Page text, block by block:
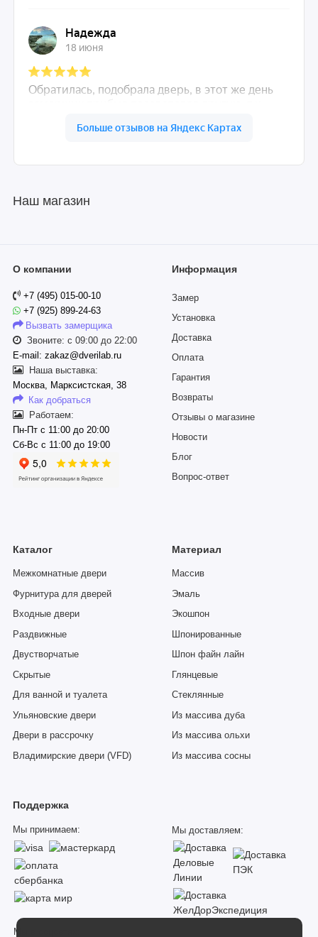
Наш магазин
О компании
+7 (495) 015-00-10
+7 (925) 899-24-63
Вызвать замерщика
Звоните: с 09:00 до 22:00
E-mail: zakaz@dverilab.ru
Наша выставка:
Москва, Марксистская, 38
Как добраться
Работаем:
Пн-Пт с 11:00 до 20:00
Сб-Вс с 11:00 до 19:00
Информация
Замер
Установка
Доставка
Оплата
Гарантия
Возвраты
Отзывы о магазине
Новости
Блог
Вопрос-ответ
Каталог
Межкомнатные двери
Фурнитура для дверей
Входные двери
Раздвижные
Двустворчатые
Скрытые
Для ванной и туалета
Ульяновские двери
Двери в рассрочку
Владимирские двери (VFD)
Материал
Массив
Эмаль
Экошпон
Шпонированные
Шпон файн лайн
Глянцевые
Стеклянные
Из массива дуба
Из массива ольхи
Из массива сосны
Поддержка
Мы принимаем: Мы доставляем:
Мы в соцсетях: